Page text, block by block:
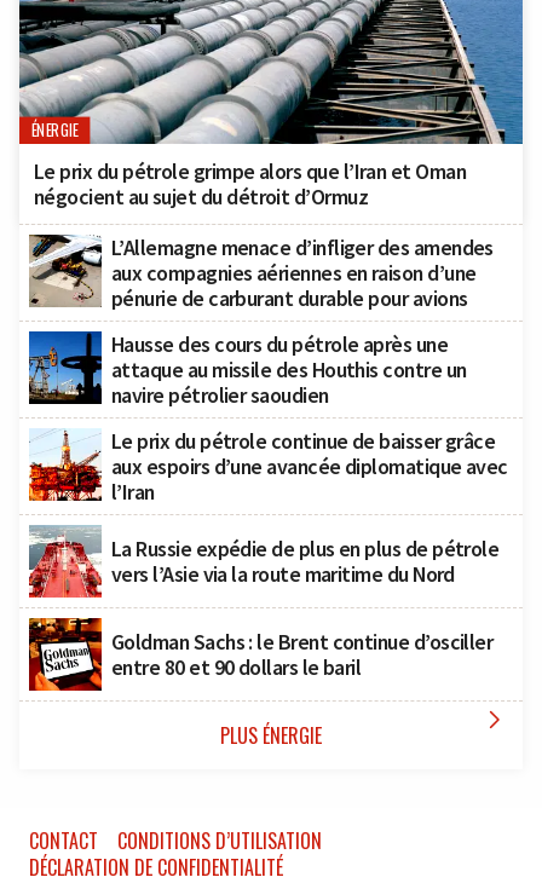
ÉNERGIE
Le prix du pétrole grimpe alors que l’Iran et Oman
négocient au sujet du détroit d’Ormuz
L’Allemagne menace d’infliger des amendes
aux compagnies aériennes en raison d’une
pénurie de carburant durable pour avions
Hausse des cours du pétrole après une
attaque au missile des Houthis contre un
navire pétrolier saoudien
Le prix du pétrole continue de baisser grâce
aux espoirs d’une avancée diplomatique avec
l’Iran
La Russie expédie de plus en plus de pétrole
vers l’Asie via la route maritime du Nord
Goldman Sachs : le Brent continue d’osciller
entre 80 et 90 dollars le baril
PLUS ÉNERGIE 
CONTACT
CONDITIONS D’UTILISATION
DÉCLARATION DE CONFIDENTIALITÉ